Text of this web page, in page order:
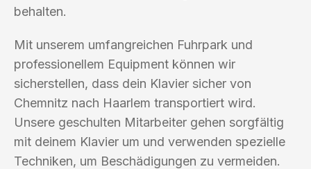
behalten.
Mit unserem umfangreichen Fuhrpark und
professionellem Equipment können wir
sicherstellen, dass dein Klavier sicher von
Chemnitz nach Haarlem transportiert wird.
Unsere geschulten Mitarbeiter gehen sorgfältig
mit deinem Klavier um und verwenden spezielle
Techniken, um Beschädigungen zu vermeiden.